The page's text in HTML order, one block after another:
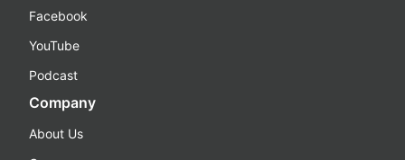
Facebook
YouTube
Podcast
Company
About Us